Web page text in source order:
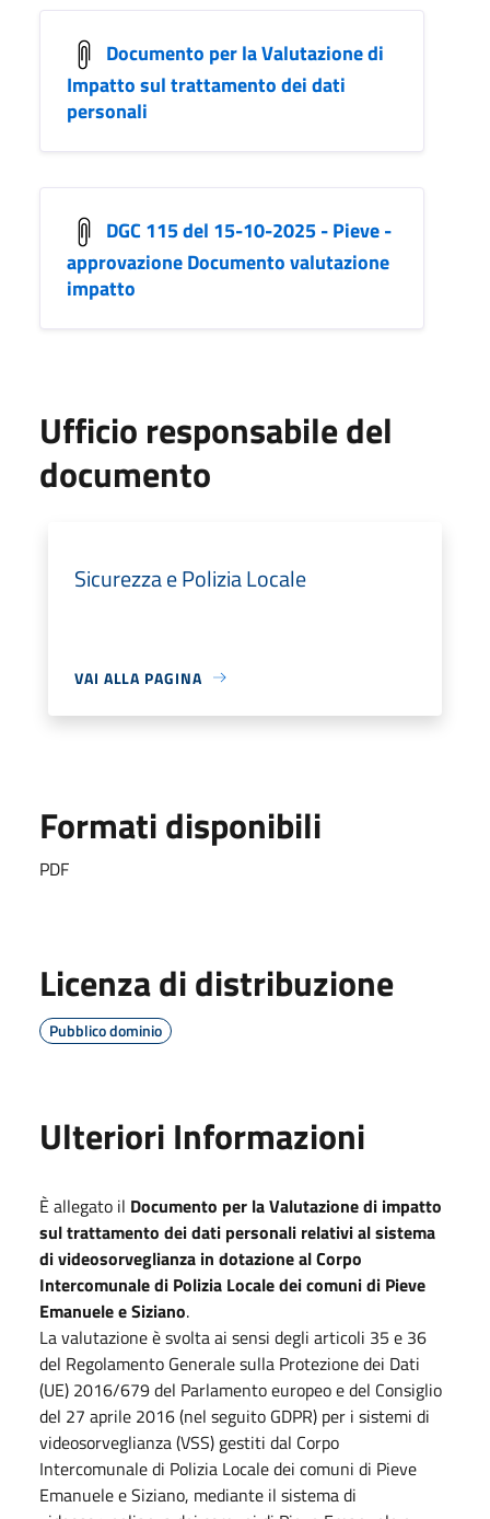
Documento per la Valutazione di
Impatto sul trattamento dei dati
personali
DGC 115 del 15-10-2025 - Pieve -
approvazione Documento valutazione
impatto
Ufficio responsabile del
documento
Sicurezza e Polizia Locale
VAI ALLA PAGINA
Formati disponibili
PDF
Licenza di distribuzione
Pubblico dominio
Ulteriori Informazioni
È allegato il Documento per la Valutazione di impatto
sul trattamento dei dati personali relativi al sistema
di videosorveglianza in dotazione al Corpo
Intercomunale di Polizia Locale dei comuni di Pieve
Emanuele e Siziano.
La valutazione è svolta ai sensi degli articoli 35 e 36
del Regolamento Generale sulla Protezione dei Dati
(UE) 2016/679 del Parlamento europeo e del Consiglio
del 27 aprile 2016 (nel seguito GDPR) per i sistemi di
videosorveglianza (VSS) gestiti dal Corpo
Intercomunale di Polizia Locale dei comuni di Pieve
Emanuele e Siziano, mediante il sistema di